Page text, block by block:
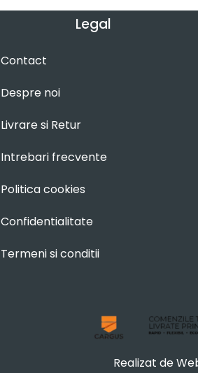
Legal
Contact
Despre noi
Livrare si Retur
Intrebari frecvente
Politica cookies
Confidentialitate
Termeni si conditii
Realizat de